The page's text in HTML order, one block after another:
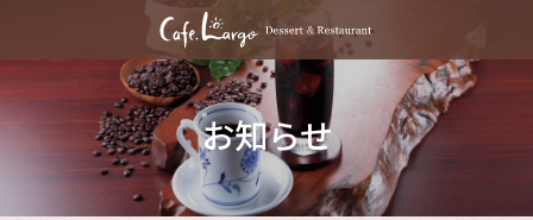
お知らせ